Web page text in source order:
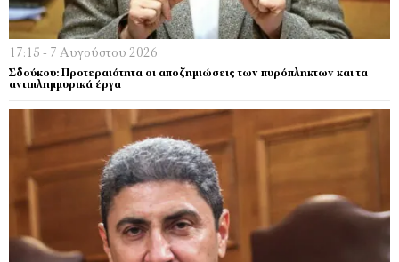
17:15 - 7 Αυγούστου 2026
Σδούκου: Προτεραιότητα οι αποζημιώσεις των πυρόπληκτων και τα
αντιπλημμυρικά έργα